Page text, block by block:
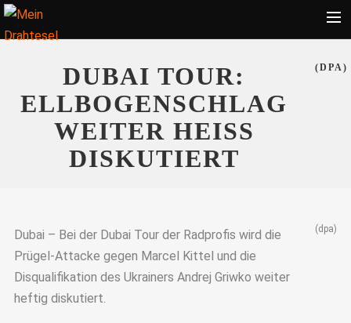
Suche
DUBAI TOUR:
ELLBOGENSCHLAG
WEITER HEISS D
ISKUTIERT
(DPA)
Dubai – Bei der Dubai Tour der Radprofis wird die
Prügel-Attacke gegen Marcel Kittel und die
Disqualifikation des Ukrainers Andrej Griwko weiter
heftig diskutiert.
(dpa)